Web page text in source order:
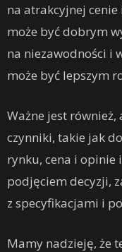
na atrakcyjnej cenie
może być dobrym
na niezawodności i
może być lepszym
Ważne jest
czynniki, takie jak
rynku, cena i opinie
podjęciem decyzji,
z specyfikacjami i
Mamy nadzieję, że